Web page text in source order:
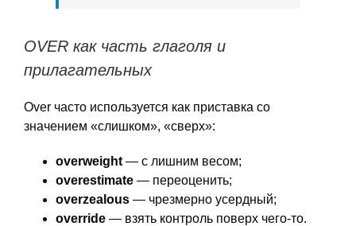
OVER как часть глаголя и
прилагательных
Over часто используется как приставка со
значением «слишком», «сверх»:
overweight — с лишним весом;
overestimate — переоценить;
overzealous — чрезмерно усердный;
override — взять контроль поверх чего-то.